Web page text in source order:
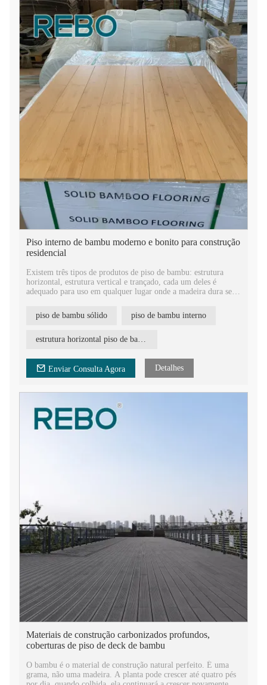
Piso interno de bambu moderno e bonito para construção
residencial
Existem três tipos de produtos de piso de bambu: estrutura
horizontal, estrutura vertical e trançado, cada um deles é
adequado para uso em qualquer lugar onde a madeira dura seja
processamento do bambu, cada um com uma aparência
diferente
piso de bambu sólido piso de bambu interno
estrutura horizontal piso de bambu
Enviar Consulta Agora Detalhes
Materiais de construção carbonizados profundos,
coberturas de piso de deck de bambu
O bambu é o material de construção natural perfeito. É uma
grama, não uma madeira. A planta pode crescer até quatro pés